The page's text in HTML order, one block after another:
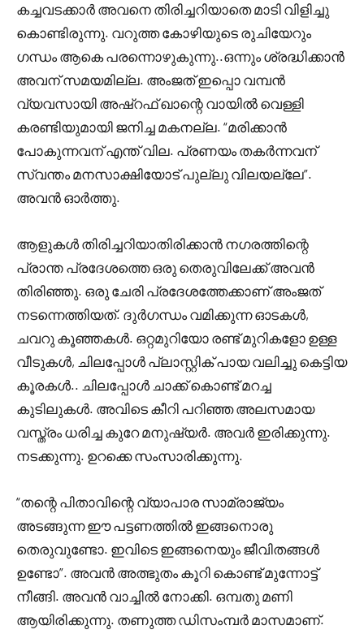
കച്ചവടക്കാർ അവനെ തിരിച്ചറിയാതെ മാടി വിളിച്ചു
കൊണ്ടിരുന്നു. വറുത്ത കോഴിയുടെ രുചിയേറും
ഗന്ധം ആകെ പരന്നൊഴുകുന്നു..ഒന്നും ശ്രദ്ധിക്കാൻ
അവന് സമയമില്ല. അംജത് ഇപ്പൊ വമ്പൻ
വ്യവസായി അഷ്‌റഫ്‌ ഖാന്റെ വായിൽ വെള്ളി
കരണ്ടിയുമായി ജനിച്ച മകനല്ല. “മരിക്കാൻ
പോകുന്നവന് എന്ത് വില. പ്രണയം തകർന്നവന്
സ്വന്തം മനസാക്ഷിയോട് പുല്ലു വിലയല്ലേ”.
അവൻ ഓർത്തു.
ആളുകൾ തിരിച്ചറിയാതിരിക്കാൻ നഗരത്തിന്റെ
പ്രാന്ത പ്രദേശത്തെ ഒരു തെരുവിലേക്ക് അവൻ
തിരിഞ്ഞു. ഒരു ചേരി പ്രദേശത്തേക്കാണ് അംജത്
നടന്നെത്തിയത്. ദുർഗന്ധം വമിക്കുന്ന ഓടകൾ,
ചവറു കൂഞ്ഞകൾ. ഒറ്റമുറിയോ രണ്ട് മുറികളോ ഉള്ള
വീടുകൾ, ചിലപ്പോൾ പ്ലാസ്റ്റിക് പായ വലിച്ചു കെട്ടിയ
കൂരകൾ.. ചിലപ്പോൾ ചാക്ക് കൊണ്ട് മറച്ച
കുടിലുകൾ. അവിടെ കീറി പറിഞ്ഞ അലസമായ
വസ്ത്രം ധരിച്ച കുറേ മനുഷ്യർ. അവർ ഇരിക്കുന്നു.
നടക്കുന്നു. ഉറക്കെ സംസാരിക്കുന്നു.
“തന്റെ പിതാവിന്റെ വ്യാപാര സാമ്രാജ്യം
അടങ്ങുന്ന ഈ പട്ടണത്തിൽ ഇങ്ങനൊരു
തെരുവുണ്ടോ. ഇവിടെ ഇങ്ങനെയും ജീവിതങ്ങൾ
ഉണ്ടോ”. അവൻ അത്ഭുതം കൂറി കൊണ്ട് മുന്നോട്ട്
നീങ്ങി. അവൻ വാച്ചിൽ നോക്കി. ഒമ്പതു മണി
ആയിരിക്കുന്നു. തണുത്ത ഡിസംമ്പർ മാസമാണ്.